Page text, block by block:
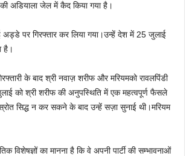
की अडियाला जेल में कैद किया गया है।
पर गिरफ्तार कर लिया गया।उन्हें देश में 25 जुलाई
है।
के बाद श्री नवाज़ शरीफ और मरियमको रावलपिंडी
को श्री शरीफ की अनुपस्थिति में एक महत्वपूर्ण फैसले
सिद्ध न कर सकने के बाद उन्‍हें सज़ा सुनाई थी।मरियम
का मानना है कि वे अपनी पार्टी की सम्भावनाओं